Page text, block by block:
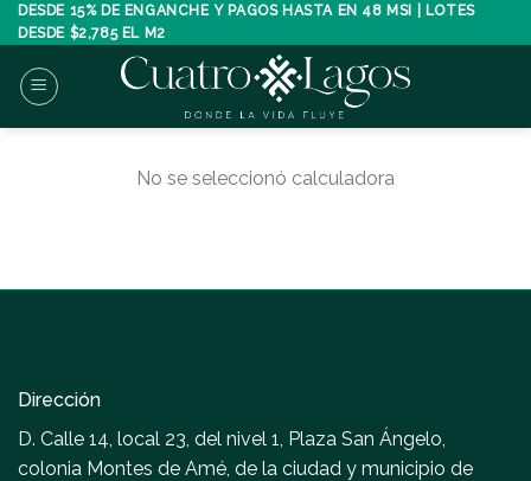
Skip
to
content
DESDE 15% DE ENGANCHE Y PAGOS HASTA EN 48 MSI | LOTES
DESDE $2,785 EL M2
No se seleccionó calculadora
Dirección
D. Calle 14, local 23, del nivel 1, Plaza San Ángelo,
colonia Montes de Amé, de la ciudad y municipio de